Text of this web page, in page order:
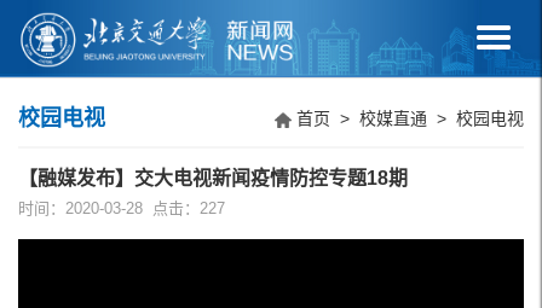
校园电视 首页 > 校媒直通 > 校园电视
【融媒发布】交大电视新闻疫情防控专题18期
时间：2020-03-28 点击： 227